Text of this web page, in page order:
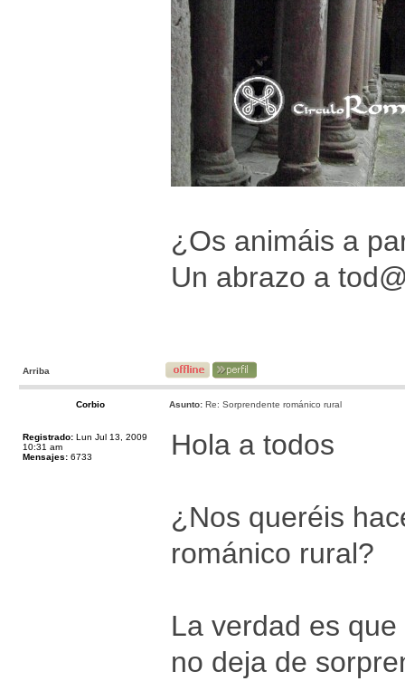
¿Os animáis a
Un abrazo a
Arriba
Corbio Asunto: Re: Sorprendente románico rural
Registrado: Lun Jul 13, 2009
10:31 am
Mensajes: 6733 Hola a todos
¿Nos queréis
románico rural?
La verdad es
no deja de